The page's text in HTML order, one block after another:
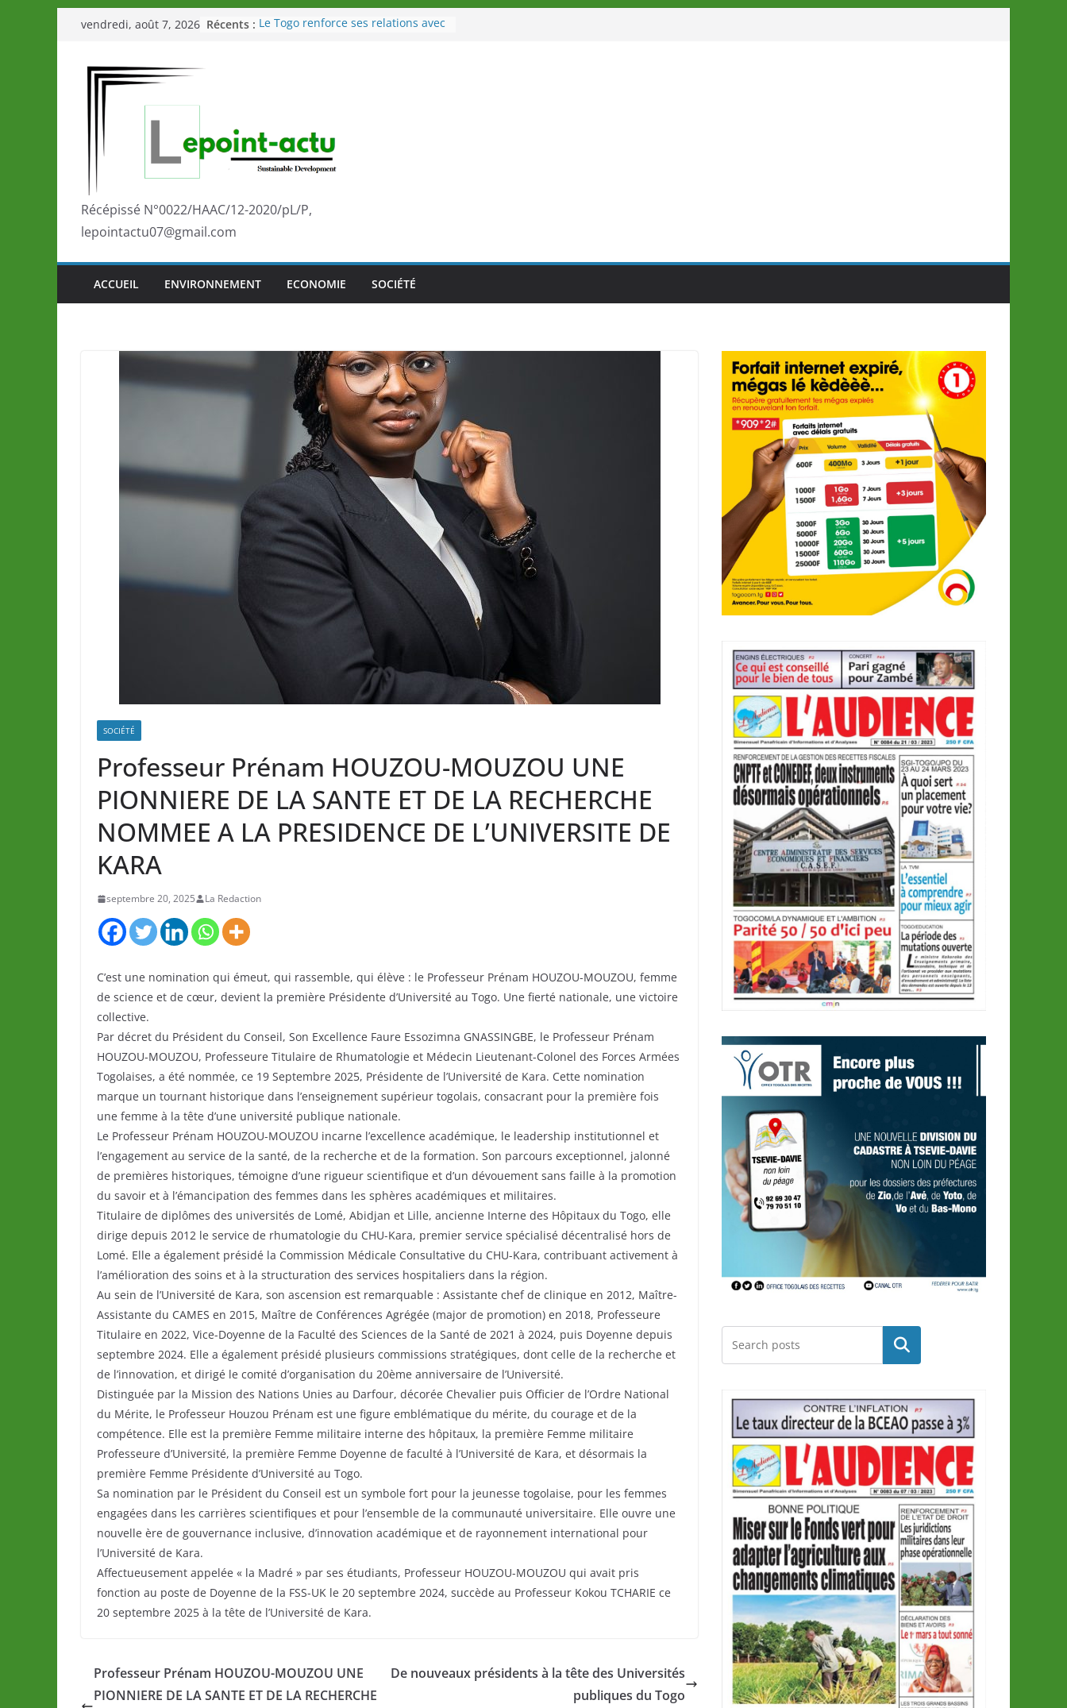
Passer
contenu
vendredi, août 7, 2026 Récents : Le Togo renforce ses relations avec
marque de confiance au Togo sur
la scène internationale au-delà des
performances de ses athlètes
développement?
Récépissé N°0022/HAAC/12-2020/pL/P,
lepointactu07@gmail.com
ACCUEIL ENVIRONNEMENT ECONOMIE SOCIÉTÉ
SOCIÉTÉ
Professeur Prénam HOUZOU-MOUZOU UNE
PIONNIERE DE LA SANTE ET DE LA RECHERCHE
NOMMEE A LA PRESIDENCE DE L’UNIVERSITE DE
KARA
septembre 20, 2025 La Redaction
C’est une nomination qui émeut, qui rassemble, qui élève : le Professeur Prénam HOUZOU-MOUZOU, femme
de science et de cœur, devient la première Présidente d’Université au Togo. Une fierté nationale, une victoire
collective.
Par décret du Président du Conseil, Son Excellence Faure Essozimna GNASSINGBE, le Professeur Prénam
HOUZOU-MOUZOU, Professeure Titulaire de Rhumatologie et Médecin Lieutenant-Colonel des Forces Armées
Togolaises, a été nommée, ce 19 Septembre 2025, Présidente de l’Université de Kara. Cette nomination
marque un tournant historique dans l’enseignement supérieur togolais, consacrant pour la première fois
une femme à la tête d’une université publique nationale.
Le Professeur Prénam HOUZOU-MOUZOU incarne l’excellence académique, le leadership institutionnel et
l’engagement au service de la santé, de la recherche et de la formation. Son parcours exceptionnel, jalonné
de premières historiques, témoigne d’une rigueur scientifique et d’un dévouement sans faille à la promotion
du savoir et à l’émancipation des femmes dans les sphères académiques et militaires.
Titulaire de diplômes des universités de Lomé, Abidjan et Lille, ancienne Interne des Hôpitaux du Togo, elle
dirige depuis 2012 le service de rhumatologie du CHU-Kara, premier service spécialisé décentralisé hors de
Lomé. Elle a également présidé la Commission Médicale Consultative du CHU-Kara, contribuant activement à
l’amélioration des soins et à la structuration des services hospitaliers dans la région.
Au sein de l’Université de Kara, son ascension est remarquable : Assistante chef de clinique en 2012, Maître-
Assistante du CAMES en 2015, Maître de Conférences Agrégée (major de promotion) en 2018, Professeure
Titulaire en 2022, Vice-Doyenne de la Faculté des Sciences de la Santé de 2021 à 2024, puis Doyenne depuis
septembre 2024. Elle a également présidé plusieurs commissions stratégiques, dont celle de la recherche et
de l’innovation, et dirigé le comité d’organisation du 20ème anniversaire de l’Université.
Distinguée par la Mission des Nations Unies au Darfour, décorée Chevalier puis Officier de l’Ordre National
du Mérite, le Professeur Houzou Prénam est une figure emblématique du mérite, du courage et de la
compétence. Elle est la première Femme militaire interne des hôpitaux, la première Femme militaire
Professeure d’Université, la première Femme Doyenne de faculté à l’Université de Kara, et désormais la
première Femme Présidente d’Université au Togo.
Sa nomination par le Président du Conseil est un symbole fort pour la jeunesse togolaise, pour les femmes
engagées dans les carrières scientifiques et pour l’ensemble de la communauté universitaire. Elle ouvre une
nouvelle ère de gouvernance inclusive, d’innovation académique et de rayonnement international pour
l’Université de Kara.
Affectueusement appelée « la Madré » par ses étudiants, Professeur HOUZOU-MOUZOU qui avait pris
fonction au poste de Doyenne de la FSS-UK le 20 septembre 2024, succède au Professeur Kokou TCHARIE ce
20 septembre 2025 à la tête de l’Université de Kara.
Professeur Prénam HOUZOU-MOUZOU UNE
PIONNIERE DE LA SANTE ET DE LA RECHERCHE
De nouveaux présidents à la tête des Universités
publiques du Togo
Rechercher